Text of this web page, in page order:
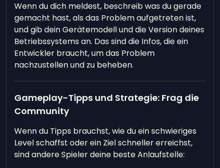
Wenn du dich meldest, beschreib was du gerade
gemacht hast, als das Problem aufgetreten ist,
und gib dein Gerätemodell und die Version deines
Betriebssystems an. Das sind die Infos, die ein
Entwickler braucht, um das Problem
nachzustellen und zu beheben.
Gameplay-Tipps und Strategie: Frag die
Community
Wenn du Tipps brauchst, wie du ein schwieriges
Level schaffst oder ein Ziel schneller erreichst,
sind andere Spieler deine beste Anlaufstelle: